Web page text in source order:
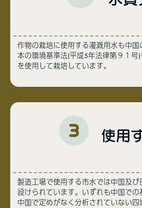
作物の栽培に使用する灌漑用水も中国
本の環境基準法(平成5年法律第９１号
を使用して栽培しています。
使用
製造工場で使用する市水では中国及
設けられています。いずれも中国での
中国で定めがなく分析されていない